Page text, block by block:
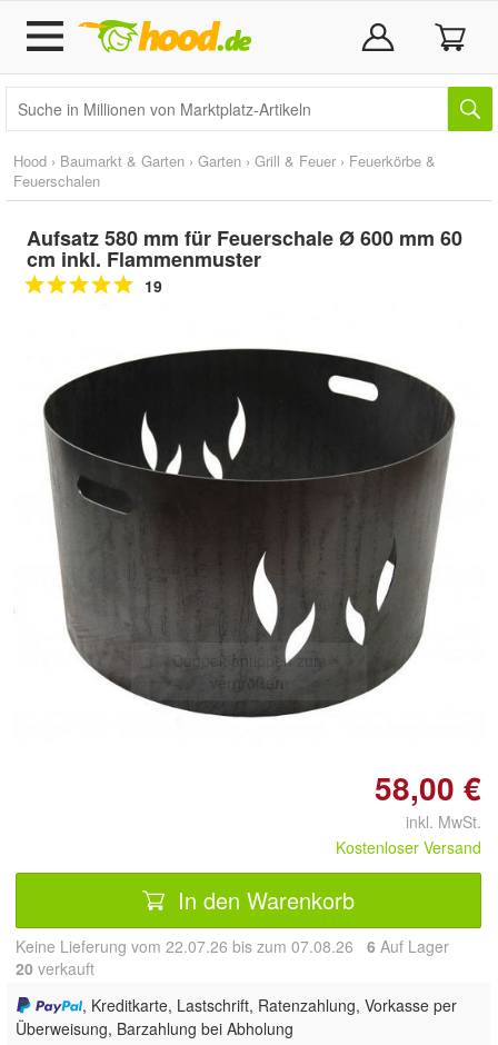
Hood › Baumarkt & Garten › Garten › Grill & Feuer › Feuerkörbe &
Feuerschalen
Aufsatz 580 mm für Feuerschale Ø 600 mm 60
cm inkl. Flammenmuster
19
Doppelt antippen zum
vergrößern
58,00 €
inkl. MwSt.
Kostenloser Versand
In den Warenkorb
Keine Lieferung vom 22.07.26 bis zum 07.08.26 6 Auf Lager
20 verkauft
, Kreditkarte, Lastschrift, Ratenzahlung, Vorkasse per
Überweisung, Barzahlung bei Abholung